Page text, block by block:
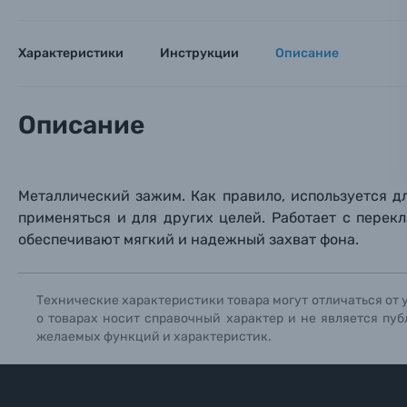
Осветительное оборудование
Фотоальбомы
Книги о фотографии, альбомы известных
Солнцезащитные очки
Характеристики Инструкции Описание
Описание
Металлический зажим. Как правило, используется
применяться и для других целей. Работает с
обеспечивают мягкий и надежный захват фона.
Технические характеристики товара могут отличаться
о товарах носит справочный характер и не является
желаемых функций и характеристик.